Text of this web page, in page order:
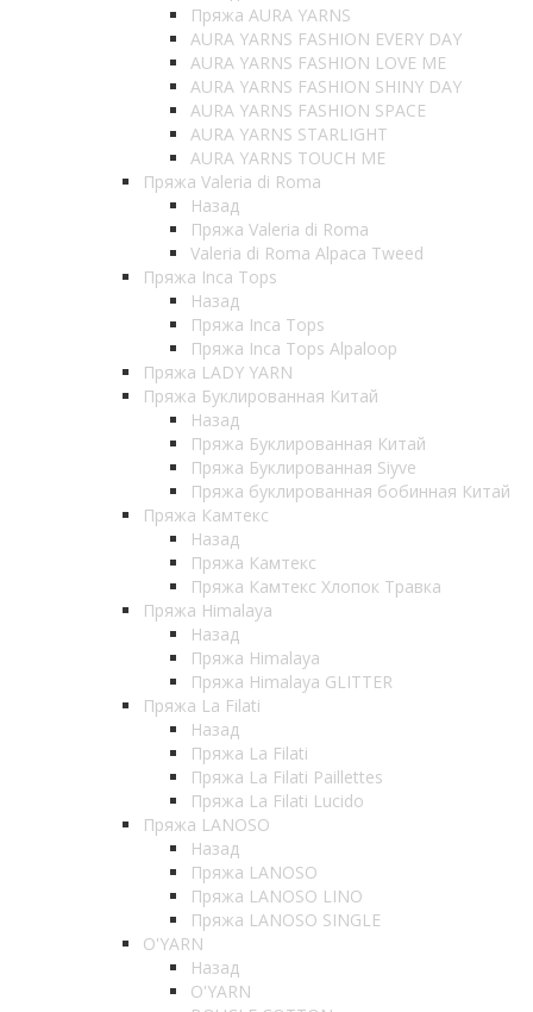
Пряжа AURA YARNS
AURA YARNS FASHION EVERY DAY
AURA YARNS FASHION LOVE ME
AURA YARNS FASHION SHINY DAY
AURA YARNS FASHION SPACE
AURA YARNS STARLIGHT
AURA YARNS TOUCH ME
Пряжа Valeria di Roma
Назад
Пряжа Valeria di Roma
Valeria di Roma Alpaca Tweed
Пряжа Inca Tops
Назад
Пряжа Inca Tops
Пряжа Inca Tops Alpaloop
Пряжа LADY YARN
Пряжа Буклированная Китай
Назад
Пряжа Буклированная Китай
Пряжа Буклированная Siyve
Пряжа буклированная бобинная Китай
Пряжа Камтекс
Назад
Пряжа Камтекс
Пряжа Камтекс Хлопок Травка
Пряжа Himalaya
Назад
Пряжа Himalaya
Пряжа Himalaya GLITTER
Пряжа La Filati
Назад
Пряжа La Filati
Пряжа La Filati Paillettes
Пряжа La Filati Lucido
Пряжа LANOSO
Назад
Пряжа LANOSO
Пряжа LANOSO LINO
Пряжа LANOSO SINGLE
O'YARN
Назад
O'YARN